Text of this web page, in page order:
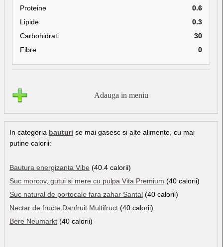
Proteine
0.6
Lipide
0.3
Carbohidrati
30
Fibre
0
Adauga in meniu
In categoria bauturi se mai gasesc si alte alimente, cu mai
putine calorii:
Bautura energizanta Vibe (40.4 calorii)
Suc morcov, gutui si mere cu pulpa Vita Premium (40 calorii)
Suc natural de portocale fara zahar Santal (40 calorii)
Nectar de fructe Danfruit Multifruct (40 calorii)
Bere Neumarkt (40 calorii)